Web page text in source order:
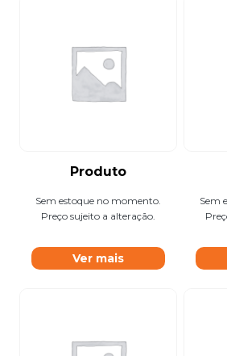
Produto
Sem estoque no momento.
Preço sujeito a alteração.
Ver mais
Sem